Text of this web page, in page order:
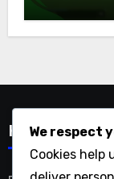
Kategóriák
We respect
Cookies help